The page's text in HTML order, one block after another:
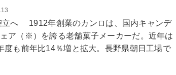
へ 1912年創業のカンロは、国内キャンデ
ア（※）を誇る老舗菓子メーカーだ。近年は
度も前年比14％増と拡大。長野県朝日工場で